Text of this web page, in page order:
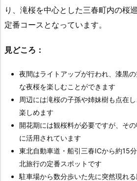
り、滝桜を中心とした三春町内の桜
定番コースとなっています。
見どころ：
夜間はライトアップが行われ、漆黒
な夜桜を楽しむことができます
周辺には滝桜の子孫や姉妹樹も点在
楽しめます
開花期には観桜料が必要ですが、そ
に活用されています
東北自動車道・船引三春ICから約15
北旅行の定番スポットです
駐車場から数分歩いた先に突然現れ